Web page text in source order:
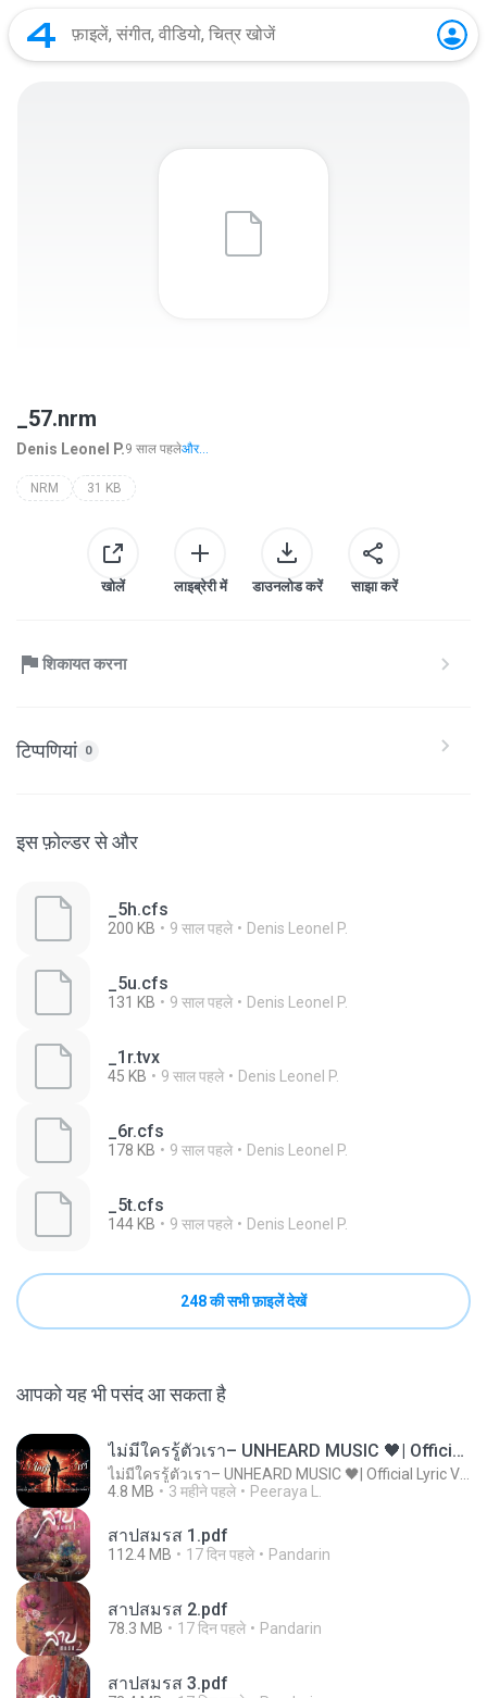
_57.nrm
Denis Leonel P.9 साल पहलेऔर...
NRM 31 KB
खोलें लाइब्रेरी में डाउनलोड करें साझा करें
शिकायत करना
टिप्पणियां 0
इस फ़ोल्डर से और
_5h.cfs
200 KB 9 साल पहले Denis Leonel P.
_5u.cfs
131 KB 9 साल पहले Denis Leonel P.
_1r.tvx
45 KB 9 साल पहले Denis Leonel P.
_6r.cfs
178 KB 9 साल पहले Denis Leonel P.
_5t.cfs
144 KB 9 साल पहले Denis Leonel P.
248 की सभी फ़ाइलें देखें
आपको यह भी पसंद आ सकता है
ไม่มีใครรู้ตัวเรา– UNHEARD MUSIC 🖤| Official Lyric Video | เพลงสู้ชีวิต
4.8 MB
3 महीने पहले Peeraya L.
สาปสมรส 1.pdf
112.4 MB 17 दिन पहले Pandarin
สาปสมรส 2.pdf
78.3 MB 17 दिन पहले Pandarin
สาปสมรส 3.pdf